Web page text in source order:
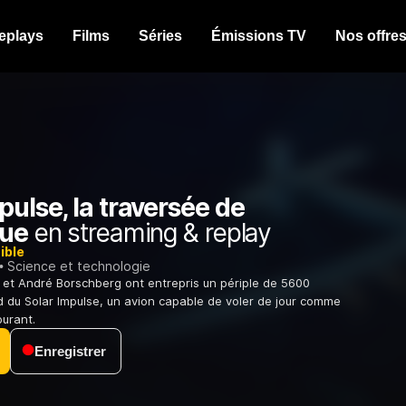
Films Séries Émissions TV Nos offres
la traversée de
en streaming & replay
Science et technologie
André Borschberg ont entrepris un périple de 5600
du Solar Impulse, un avion capable de voler de jour comme
Enregistrer